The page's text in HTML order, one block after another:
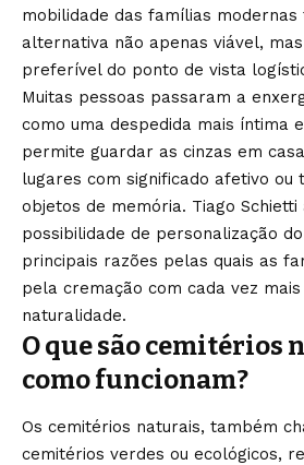
mobilidade das famílias
alternativa não apenas viável,
preferível do ponto de vista
Muitas pessoas passaram a
como uma despedida mais íntima
permite guardar as cinzas em
lugares com significado afetivo
objetos de memória. Tiago Schietti
possibilidade de personalização
principais razões pelas quais as
pela cremação com cada vez mais
naturalidade.
O que são cemitérios
como funcionam?
Os cemitérios naturais, também
cemitérios verdes ou ecológicos,